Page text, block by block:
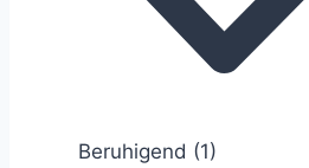
Beruhigend (1)